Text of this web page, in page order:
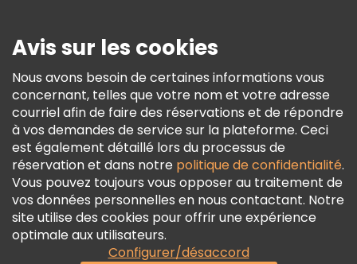
Conditions Générales Et Mentions Légales
Politique En Matière De Cookies
Freetour Prix
Programme De Fidélité
Avis sur les cookies
Nous avons besoin de certaines informations vous
concernant, telles que votre nom et votre adresse
courriel afin de faire des réservations et de répondre
à vos demandes de service sur la plateforme. Ceci
est également détaillé lors du processus de
réservation et dans notre politique de confidentialité.
Vous pouvez toujours vous opposer au traitement de
vos données personnelles en nous contactant. Notre
site utilise des cookies pour offrir une expérience
optimale aux utilisateurs.
Configurer/désaccord